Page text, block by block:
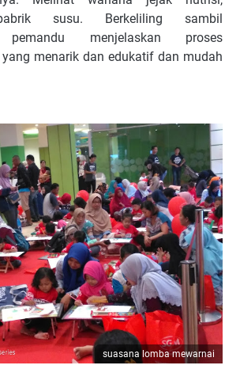
susu. Berkeliling sambil
pemandu menjelaskan proses
menarik dan edukatif dan mudah
suasana lomba mewarnai